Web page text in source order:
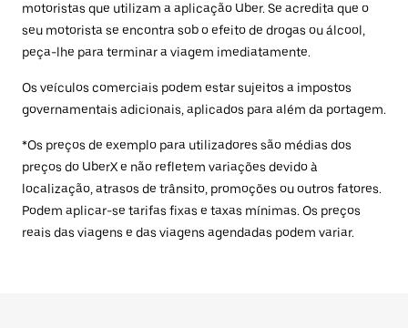
motoristas que utilizam a aplicação Uber. Se acredita que o
seu motorista se encontra sob o efeito de drogas ou álcool,
peça-lhe para terminar a viagem imediatamente.
Os veículos comerciais podem estar sujeitos a impostos
governamentais adicionais, aplicados para além da portagem.
*Os preços de exemplo para utilizadores são médias dos
preços do UberX e não refletem variações devido à
localização, atrasos de trânsito, promoções ou outros fatores.
Podem aplicar-se tarifas fixas e taxas mínimas. Os preços
reais das viagens e das viagens agendadas podem variar.